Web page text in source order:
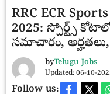
RRC ECR
2025: స్పోర్ట్స్
సమాచారం,
byTelugu Jobs
Updated: 06-10-
Follow us: